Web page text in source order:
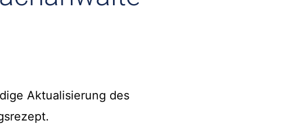
Aktualisierung des